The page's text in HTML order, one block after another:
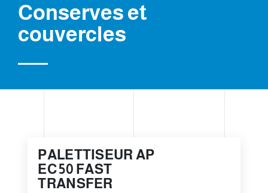
Conserves et
couvercles
PALETTISEUR AP
EC 50 FAST
TRANSFER